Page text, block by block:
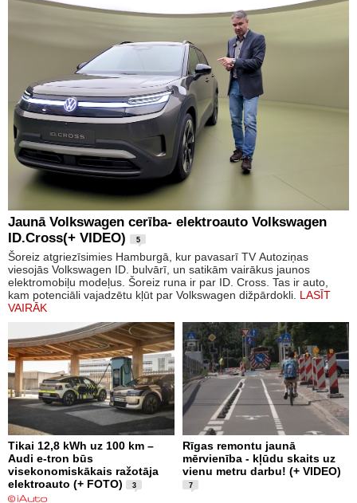
Jaunā Volkswagen cerība- elektroauto Volkswagen
ID.Cross(+ VIDEO)
5
Šoreiz atgriezīsimies Hamburgā, kur pavasarī TV Autoziņas
viesojās Volkswagen ID. bulvārī, un satikām vairākus jaunos
elektromobiļu modeļus. Šoreiz runa ir par ID. Cross. Tas ir auto,
kam potenciāli vajadzētu kļūt par Volkswagen dižpārdokli. LASĪT
VAIRĀK
Tikai 12,8 kWh uz 100 km –
Audi e-tron būs
visekonomiskākais ražotāja
elektroauto (+ FOTO)
3
Rīgas remontu jaunā
mērvienība - kļūdu skaits uz
vienu metru darbu! (+ VIDEO)
7